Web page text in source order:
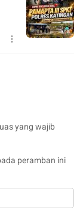
yang wajib
peramban ini